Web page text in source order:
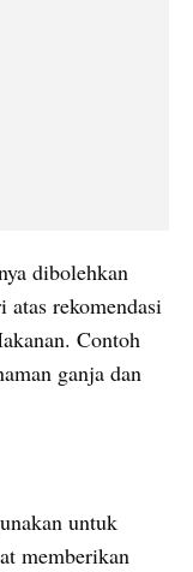
dibolehkan
atas rekomendasi
Contoh
ganja dan
untuk
memberikan